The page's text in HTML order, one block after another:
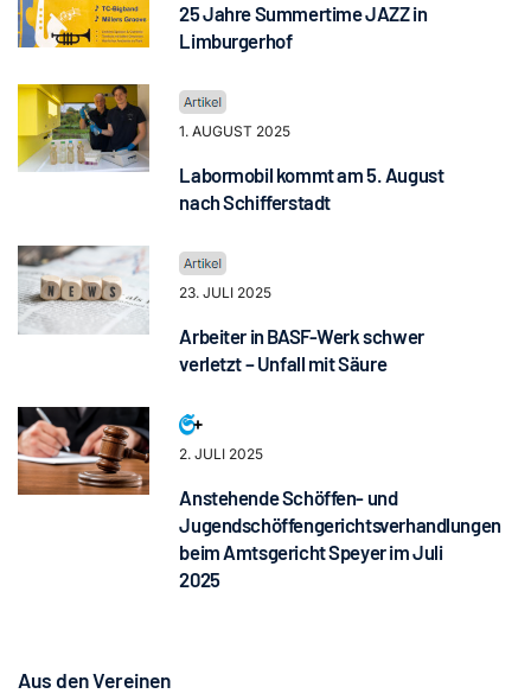
25 Jahre Summertime JAZZ in
Limburgerhof
1. AUGUST 2025
Labormobil kommt am 5. August
nach Schifferstadt
23. JULI 2025
Arbeiter in BASF-Werk schwer
verletzt – Unfall mit Säure
2. JULI 2025
Anstehende Schöffen- und
Jugendschöffengerichtsverhandlungen
beim Amtsgericht Speyer im Juli
2025
Aus den Vereinen